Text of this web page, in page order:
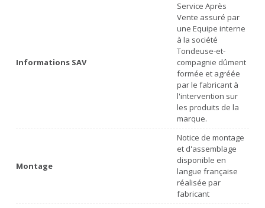
Informations SAV
Service Après
Vente assuré par
une Equipe interne
à la société
Tondeuse-et-
compagnie dûment
formée et agréée
par le fabricant à
l'intervention sur
les produits de la
marque.
Montage
Notice de montage
et d'assemblage
disponible en
langue française
réalisée par
fabricant